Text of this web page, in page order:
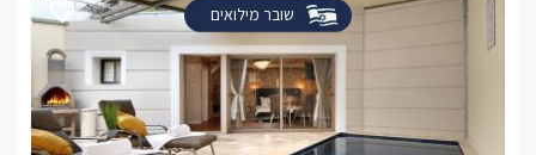
שובר מילואים